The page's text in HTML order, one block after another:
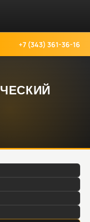
+7 (343) 361-36-16